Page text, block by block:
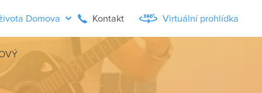
Domova Kontakt Virtuální prohlídka